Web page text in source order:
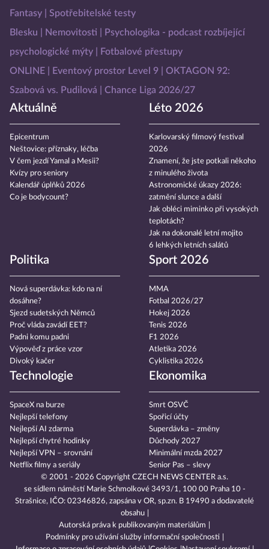
Fantasy
Spotřebitelské testy
Blesku
Nemovitosti
Psychologika - podcast rozbíjející
psychologické mýty
Fotbalové přestupy
ONLINE
Eventový prostor Level 9
OKTAGON 92:
Szabová vs. Pudilová
Chance Liga 2026/27
Aktuálně
Epicentrum
Neštovice: příznaky, léčba
V čem jezdí Yamal a Mesii?
Kvízy pro seniory
Kalendář úplňků 2026
Co je bodycount?
Léto 2026
Karlovarský filmový festival
2026
Znamení, že jste potkali někoho
z minulého života
Astronomické úkazy 2026:
zatmění slunce a další
Jak obléci miminko při vysokých
teplotách?
Jak na dokonalé letní mojito
6 lehkých letních salátů
Politika
Nová superdávka: kdo na ní
dosáhne?
Sjezd sudetských Němců
Proč vláda zavádí EET?
Padni komu padni
Výpověď z práce vzor
Divoký kačer
Sport 2026
MMA
Fotbal 2026/27
Hokej 2026
Tenis 2026
F1 2026
Atletika 2026
Cyklistika 2026
Technologie
SpaceX na burze
Nejlepší telefony
Nejlepší AI zdarma
Nejlepší chytré hodinky
Nejlepší VPN – srovnání
Netflix filmy a seriály
Ekonomika
Smrt OSVČ
Spořicí účty
Superdávka – změny
Důchody 2027
Minimální mzda 2027
Senior Pas – slevy
© 2001 - 2026 Copyright CZECH NEWS CENTER a.s.
se sídlem náměstí Marie Schmolkové 3493/1, 100 00 Praha 10 -
Strašnice, IČO: 02346826, zapsána v OR, sp.zn. B 19490 a dodavatelé
obsahu
Autorská práva k publikovaným materiálům
Podmínky pro užívání služby informační společnosti